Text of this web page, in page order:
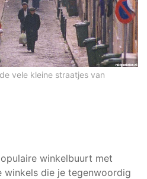
vele kleine straatjes van
winkelbuurt met
winkels die je tegenwoordig